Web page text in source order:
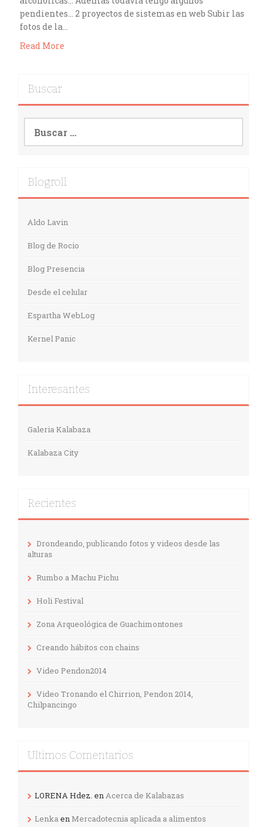
pendientes… 2 proyectos de sistemas en web Subir las
fotos de la…
Read More
Buscar
Blogroll
Aldo Lavin
Blog de Rocio
Blog Presencia
Desde el celular
Espartha WebLog
Kernel Panic
Interesantes
Galeria Kalabaza
Kalabaza City
Recientes
Drondeando, publicando fotos y videos desde las
alturas
Rumbo a Machu Pichu
Holi Festival
Zona Arqueológica de Guachimontones
Creando hábitos con chains
Video Pendon2014
Video Tronando el Chirrion, Pendon 2014,
Chilpancingo
Ultimos Comentarios
LORENA Hdez. enAcerca de Kalabazas
Lenkaen Mercadotecnia aplicada a alimentos